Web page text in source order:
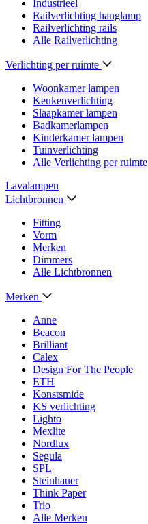
Industrieel
Railverlichting hanglamp
Railverlichting rails
Alle Railverlichting
Verlichting per ruimte
Woonkamer lampen
Keukenverlichting
Slaapkamer lampen
Badkamerlampen
Kinderkamer lampen
Tuinverlichting
Alle Verlichting per ruimte
Lavalampen
Lichtbronnen
Fitting
Vorm
Merken
Dimmers
Alle Lichtbronnen
Merken
Anne
Beacon
Brilliant
Calex
Design For The People
ETH
Konstsmide
KS verlichting
Lighto
Mexlite
Nordlux
Segula
SPL
Steinhauer
Think Paper
Trio
Alle Merken